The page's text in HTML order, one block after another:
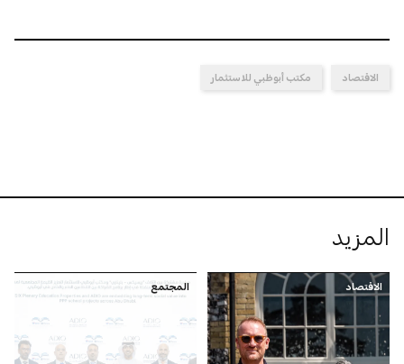
الاقتصاد مكتب أبوظبي للاستثمار
المزيد
الاقتصاد المجتمع